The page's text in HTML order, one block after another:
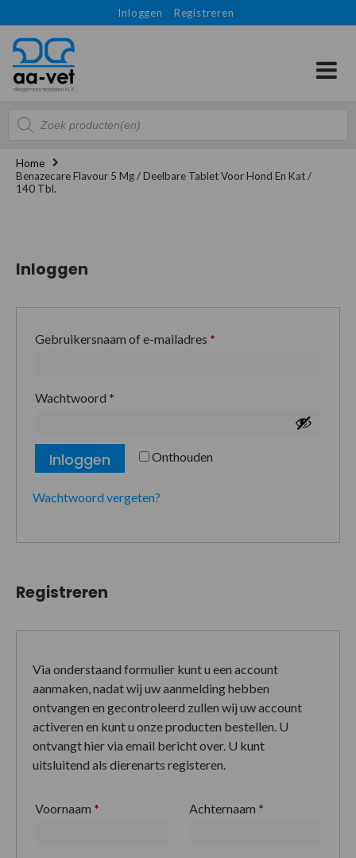
Inloggen Registreren
Producten
zoeken
Home
Benazecare Flavour 5 Mg / Deelbare Tablet Voor Hond En Kat /
140 Tbl.
Inloggen
Gebruikersnaam of e-mailadres *
Wachtwoord *
Onthouden
Inloggen
Wachtwoord vergeten?
Registreren
Via onderstaand formulier kunt u een account
aanmaken, nadat wij uw aanmelding hebben
ontvangen en gecontroleerd zullen wij uw account
activeren en kunt u onze producten bestellen. U
ontvangt hier via email bericht over. U kunt
uitsluitend als dierenarts registeren.
Voornaam * Achternaam *